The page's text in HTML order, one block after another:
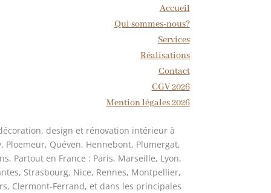
Accueil
Qui sommes-nous?
Services
Réalisations
Contact
CGV 2026
Mention légales 2026
design et rénovation intérieur à
Ploemeur, Quéven, Hennebont, Plumergat,
Partout en France : Paris, Marseille, Lyon,
Strasbourg, Nice, Rennes, Montpellier,
Clermont-Ferrand, et dans les principales